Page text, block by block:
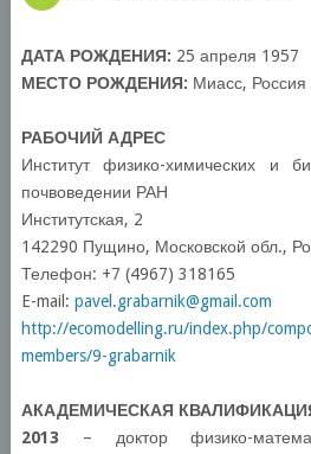
ДАТА РОЖДЕНИЯ: 25 апреля 1957
МЕСТО РОЖДЕНИЯ: Миасс, Россия
РАБОЧИЙ АДРЕС
Институт физико-химических и
почвоведении РАН
Институтская, 2
142290 Пущино, Московской обл.,
Телефон: +7 (4967) 318165
E-mail: pavel.grabarnik@gmail.com
http://ecomodelling.ru/index.php/
members/9-grabarnik
АКАДЕМИЧЕСКАЯ
2013 – доктор физико-